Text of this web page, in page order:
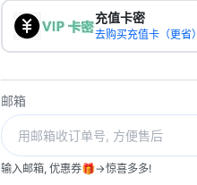
充值卡密
去购买充值卡（更省）
邮箱
输入邮箱, 优惠券🎁->惊喜多多!